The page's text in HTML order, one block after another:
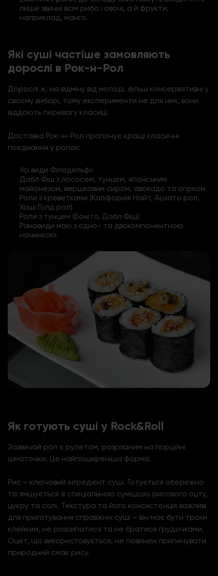
лише звичні всім риба і овочі, а й фрукти,
наприклад, манго.
Які суші частіше замовляють
дорослі в Рок-н-Рол
Дорослі ж, на відміну від молоді, більш консервативні у
своєму виборі, тому експерименти не для них, вони
віддають перевагу класиці.
Доставка Рок-н-Рол пропонує кращі класичні
поєднання у ролах:
Усі види Філадельфії
Дабл Фіш з лососем, тунцем, японським
майонезом, вершковим сиром, авокадо та огірком.
Роли з креветками (Каліфорнія Найт, Ашіато рол,
Хоші Голд рол)
Роли з тунцем (Боніто, Дабл Фіш)
Різновиди макі з одно- та двокомпонентною
начинкою.
Як готують суші у Rock&Roll
Зазвичай рол є рулетом, розрізаним на порційні
шматочки. Це найпоширеніша форма.
Рис – ключовий інгредієнт суші. Готується обережно
та змішується зі спеціальною сумішшю рисового оцту,
цукру та солі. Текстура та його консистенція важливі
для приготування справжніх суші – він має бути трохи
клейким, не розсипатися та не братися грудочками.
Оцет, що використовується, не повинен пригнічувати
природний смак рису.